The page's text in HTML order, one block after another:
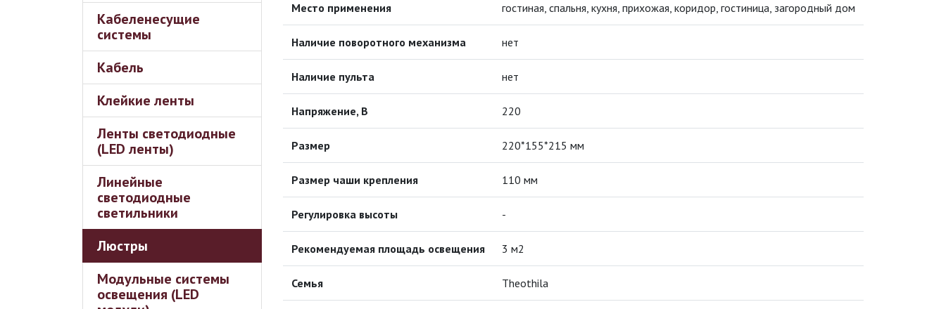
Кабеленесущие
системы
Кабель
Клейкие ленты
Ленты светодиодные
(LED ленты)
Линейные
светодиодные
светильники
Люстры
Модульные системы
освещения (LED
Место применения гостиная, спальня, кухня, прихожая, коридор, гостиница, загородный дом
Наличие поворотного механизма нет
Наличие пульта нет
Напряжение, В 220
Размеp 220*155*215 мм
Размер чаши крепления 110 мм
Регулировка высоты -
Рекомендуемая площадь освещения 3 м2
Семья Theothila